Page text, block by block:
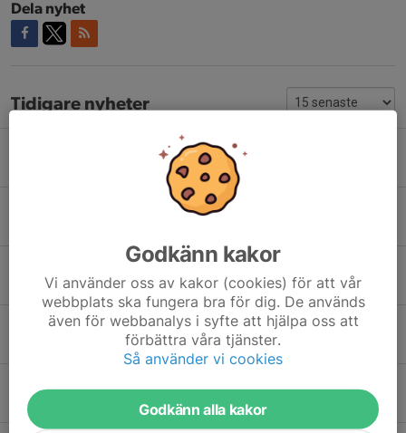
Dela nyhet
Tidigare nyheter
ANSÖKAN ÖPPEN!!
0
Vi söker ungdomar som vill jobba!!
Årsmöte 24/3 kl 19:30
9 feb, 10:35 0
NY MERCH - välkommen på Ekängens Julmarknad!!
5 dec 2025 0
1
Godkänn kakor
Vi använder oss av kakor (cookies) för att vår
webbplats ska fungera bra för dig. De används
även för webbanalys i syfte att hjälpa oss att
förbättra våra tjänster.
Så använder vi cookies
Godkänn alla kakor